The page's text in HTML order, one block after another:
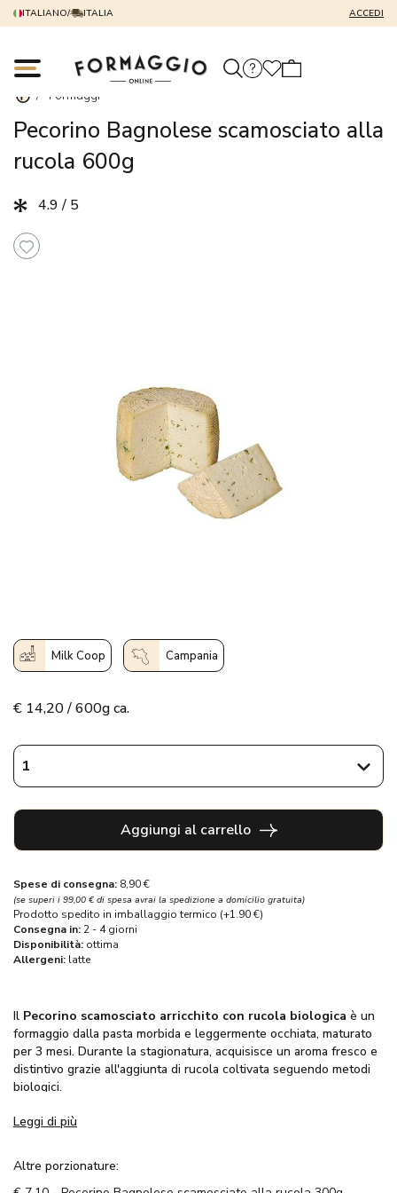
ITALIANO/ ITALIA ACCEDI
/ Formaggi
Pecorino Bagnolese scamosciato alla
rucola 600g
4.9 / 5
Milk Coop Campania
€ 14,20 / 600g ca.
Aggiungi al carrello
Spese di consegna: 8,90 €
(se superi i 99,00 € di spesa avrai la spedizione a domicilio gratuita)
Prodotto spedito in imballaggio termico (+1.90 €)
Consegna in: 2 - 4 giorni
Disponibilità: ottima
Allergeni: latte
Il Pecorino scamosciato arricchito con rucola biologica è un
formaggio dalla pasta morbida e leggermente occhiata, maturato
per 3 mesi. Durante la stagionatura, acquisisce un aroma fresco e
distintivo grazie all'aggiunta di rucola coltivata seguendo metodi
biologici.
Questo formaggio, evocativo dei gusti tradizionali, è perfetto
aromi e sapori.
Leggi di più
Altre porzionature: